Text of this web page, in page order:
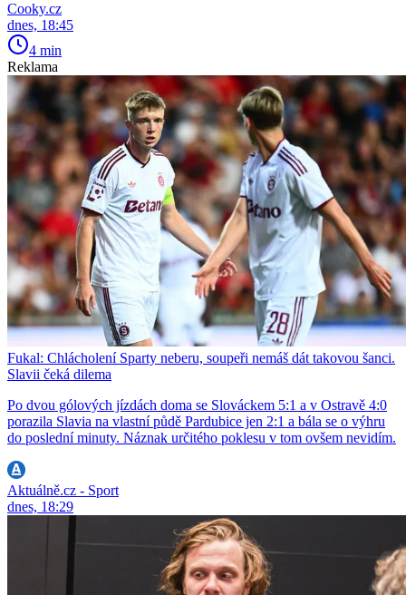
Cooky.cz
dnes, 18:45
4 min
Reklama
Fukal: Chlácholení Sparty neberu, soupeři nemáš dát takovou šanci.
Slavii čeká dilema
Po dvou gólových jízdách doma se Slováckem 5:1 a v Ostravě 4:0
porazila Slavia na vlastní půdě Pardubice jen 2:1 a bála se o výhru
do poslední minuty. Náznak určitého poklesu v tom ovšem nevidím.
Aktuálně.cz - Sport
dnes, 18:29